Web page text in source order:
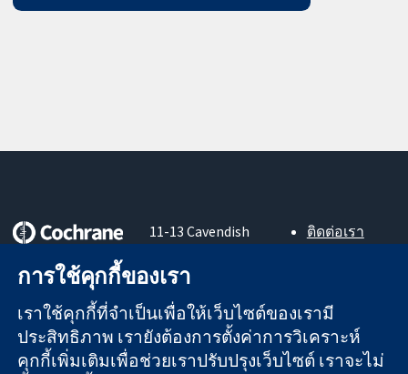
หลักฐานที่เชื่อถือ
ได้
สู่การตัดสินใจ
อย่างมีข้อมูล
เพื่อสุขภาพที่ดีขึ้น
11-13 Cavendish
London
United Kingdom
ติดต่อเรา
About us
ตำแหน่งงาน
Cochrane
การใช้คุกกี้ของเรา
เราใช้คุกกี้ที่จำเป็นเพื่อให้เว็บไซต์ของเรามี
ประสิทธิภาพ เรายังต้องการตั้งค่าการวิเคราะห์
คุกกี้เพิ่มเติมเพื่อช่วยเราปรับปรุงเว็บไซต์ เราจะไม่